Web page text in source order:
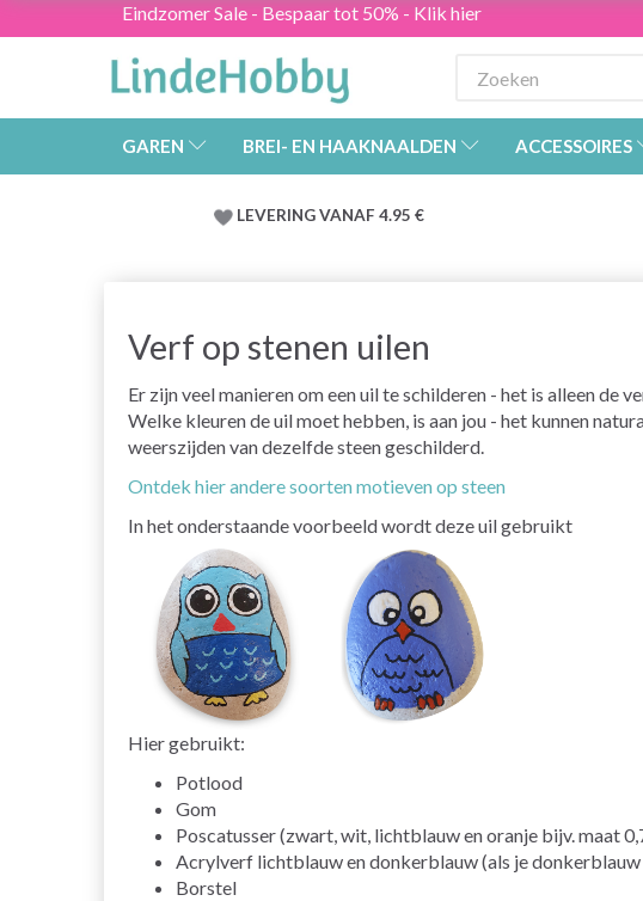
Eindzomer Sale - Bespaar tot 50% - Klik hier
GAREN BREI- EN HAAKNAALDEN ACCESSOIRES
LEVERING VANAF 4.95 €
Verf op stenen uilen
Er zijn veel manieren om een uil te schilderen - het is alleen de
Welke kleuren de uil moet hebben, is aan jou - het kunnen
weerszijden van dezelfde steen geschilderd.
Ontdek hier andere soorten motieven op steen
In het onderstaande voorbeeld wordt deze uil gebruikt
Hier gebruikt:
Potlood
Gom
Poscatusser (zwart, wit, lichtblauw en oranje bijv. maat
Acrylverf lichtblauw en donkerblauw (als je
Borstel